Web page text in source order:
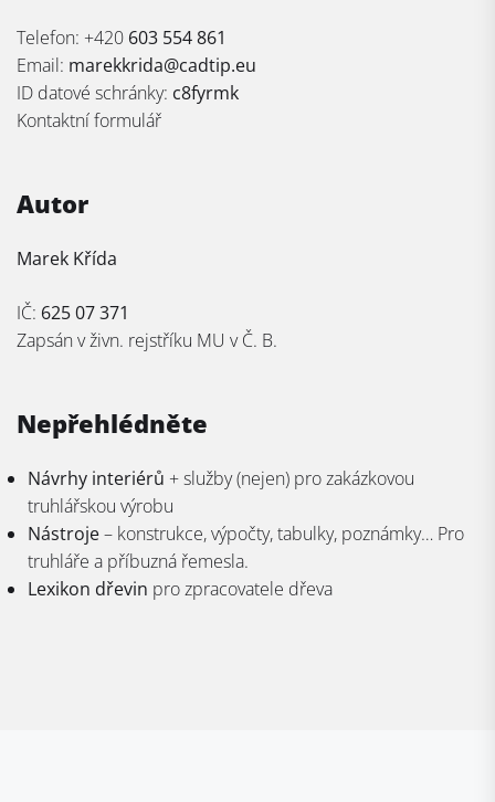
Telefon: +420 603 554 861
Email: marekkrida@cadtip.eu
ID datové schránky: c8fyrmk
Kontaktní formulář
Autor
Marek Křída
IČ: 625 07 371
Zapsán v živn. rejstříku MU v Č. B.
Nepřehlédněte
Návrhy interiérů + služby (nejen) pro zakázkovou
truhlářskou výrobu
Nástroje– konstrukce, výpočty, tabulky, poznámky… Pro
truhláře a příbuzná řemesla.
Lexikon dřevin pro zpracovatele dřeva